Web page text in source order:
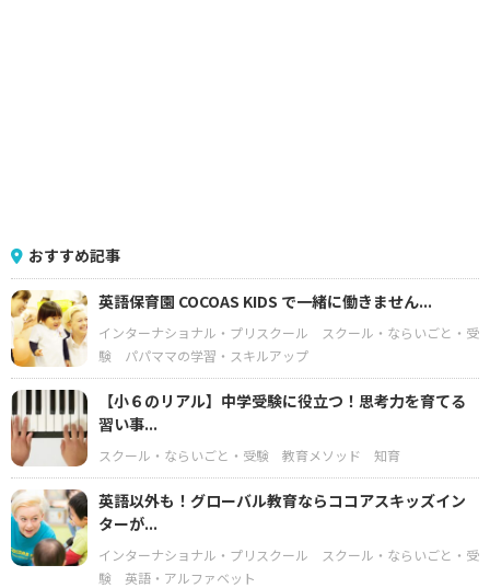
おすすめ記事
英語保育園 COCOAS KIDS で一緒に働きません...
インターナショナル・プリスクール
スクール・ならいごと・受
験
パパママの学習・スキルアップ
【小６のリアル】中学受験に役立つ！思考力を育てる
習い事...
スクール・ならいごと・受験 教育メソッド 知育
英語以外も！グローバル教育ならココアスキッズイン
ターが...
インターナショナル・プリスクール
スクール・ならいごと・受
験
英語・アルファベット